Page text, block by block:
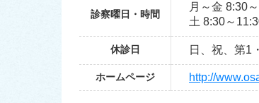
診察曜日・時間
月～金 8:30
土 8:30～
休診日 日、祝、第1
ホームページ http://